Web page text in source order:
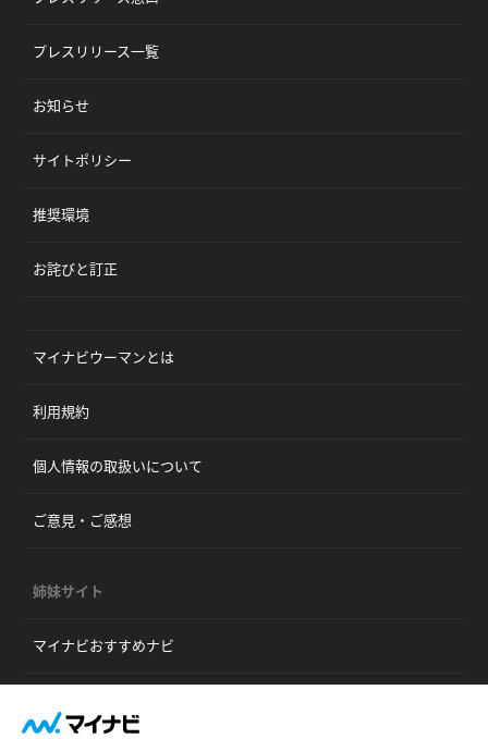
プレスリリース一覧
お知らせ
サイトポリシー
推奨環境
お詫びと訂正
マイナビウーマンとは
利用規約
個人情報の取扱いについて
ご意見・ご感想
姉妹サイト
マイナビおすすめナビ